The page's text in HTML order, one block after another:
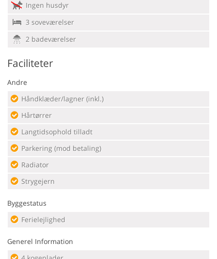
Ingen husdyr
3 soveværelser
2 badeværelser
Faciliteter
Andre
Håndklæder/lagner (inkl.)
Hårtørrer
Langtidsophold tilladt
Parkering (mod betaling)
Radiator
Strygejern
Byggestatus
Ferielejlighed
Generel Information